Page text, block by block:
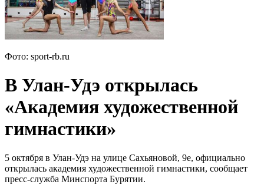
Фото: sport-rb.ru
В Улан-Удэ открылась
«Академия художественной
гимнастики»
5 октября в Улан-Удэ на улице Сахьяновой, 9е, официально
открылась академия художественной гимнастики, сообщает
пресс-служба Минспорта Бурятии.